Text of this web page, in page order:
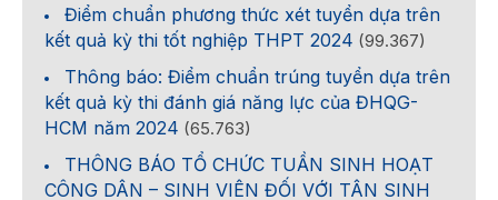
Điểm chuẩn phương thức xét tuyển dựa trên
kết quả kỳ thi tốt nghiệp THPT 2024 (99.367)
Thông báo: Điểm chuẩn trúng tuyển dựa trên
kết quả kỳ thi đánh giá năng lực của ĐHQG-
HCM năm 2024 (65.763)
THÔNG BÁO TỔ CHỨC TUẦN SINH HOẠT
CÔNG DÂN – SINH VIÊN ĐỐI VỚI TÂN SINH